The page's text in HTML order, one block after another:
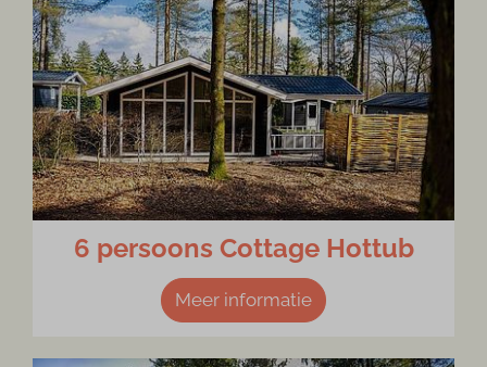
6 persoons Cottage Hottub
Meer informatie